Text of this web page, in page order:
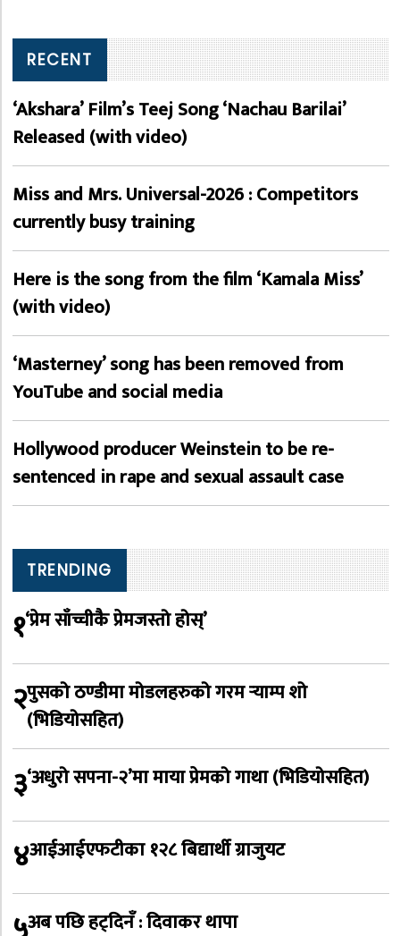
RECENT
‘Akshara’ Film’s Teej Song ‘Nachau Barilai’
Released (with video)
Miss and Mrs. Universal-2026 : Competitors
currently busy training
Here is the song from the film ‘Kamala Miss’
(with video)
‘Masterney’ song has been removed from
YouTube and social media
Hollywood producer Weinstein to be re-
sentenced in rape and sexual assault case
TRENDING
१‘प्रेम साँच्चीकै प्रेमजस्तो होस्’
२पुसको ठण्डीमा मोडलहरुको गरम र्‍याम्प शो
(भिडियोसहित)
३‘अधुरो सपना-२’मा माया प्रेमको गाथा (भिडियोसहित)
४आईआईएफटीका १२८ बिद्यार्थी ग्राजुयट
अब पछि हट्दिनँ : दिवाकर थापा